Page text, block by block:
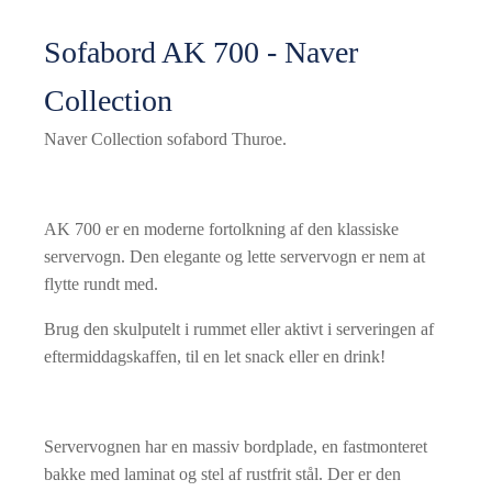
Sofabord AK 700 - Naver
Collection
Naver Collection sofabord Thuroe.
AK 700 er en moderne fortolkning af den klassiske
servervogn. Den elegante og lette servervogn er nem at
flytte rundt med.
Brug den skulputelt i rummet eller aktivt i serveringen af
eftermiddagskaffen, til en let snack eller en drink!
Servervognen har en massiv bordplade, en fastmonteret
bakke med laminat og stel af rustfrit stål. Der er den